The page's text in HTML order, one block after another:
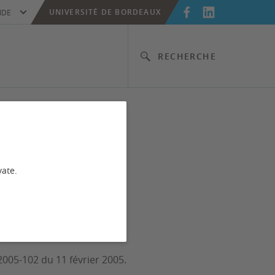
RECHERCHE
UNIVERSITÉ DE BORDEAUX
102 du 11 février 2005.